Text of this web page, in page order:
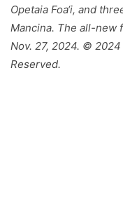
Opetaia Foa‘i, and
Mancina. The all-new
Nov. 27, 2024. ©
Reserved.